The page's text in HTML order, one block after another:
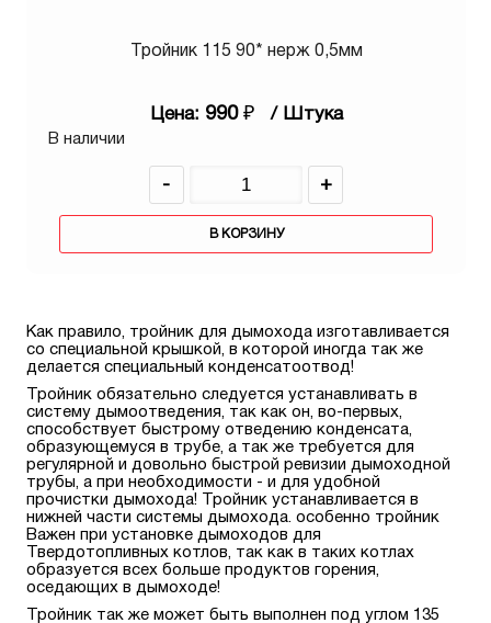
Тройник 115 90* нерж 0,5мм
Цена: 990 ₽ / Штука
В наличии
- +
В КОРЗИНУ
Как правило, тройник для дымохода изготавливается
со специальной крышкой, в которой иногда так же
делается специальный конденсатоотвод!
Тройник обязательно следуется устанавливать в
систему дымоотведения, так как он, во-первых,
способствует быстрому отведению конденсата,
образующемуся в трубе, а так же требуется для
регулярной и довольно быстрой ревизии дымоходной
трубы, а при необходимости - и для удобной
прочистки дымохода! Тройник устанавливается в
нижней части системы дымохода. особенно тройник
Важен при установке дымоходов для
Твердотопливных котлов, так как в таких котлах
образуется всех больше продуктов горения,
оседающих в дымоходе!
Тройник так же может быть выполнен под углом 135